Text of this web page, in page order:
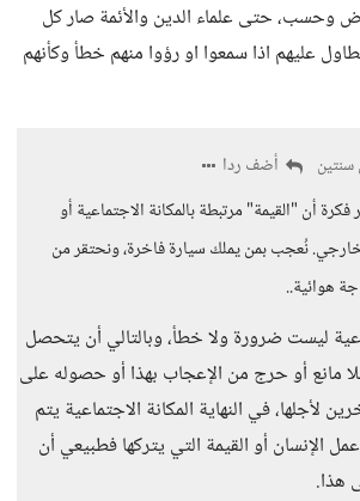
وحسب، حتى علماء الدين والأئمة صار كل
عليهم اذا سمعوا او رؤوا منهم خطأ وكأنهم
سنتين
أضف ردا
أن "القيمة" مرتبطة بالمكانة الاجتماعية أو
نُعجب بمن يملك سيارة فاخرة، ونحتقر من
هوائية..
ليست ضرورة ولا خطأ، وبالتالي أن يتحصل
مانع أو حرج من الإعجاب بهذا أو حصوله على
لأجلها، في النهاية المكانة الاجتماعية يتم
الإنسان أو القيمة التي يتركها فطبيعي أن
هذا.